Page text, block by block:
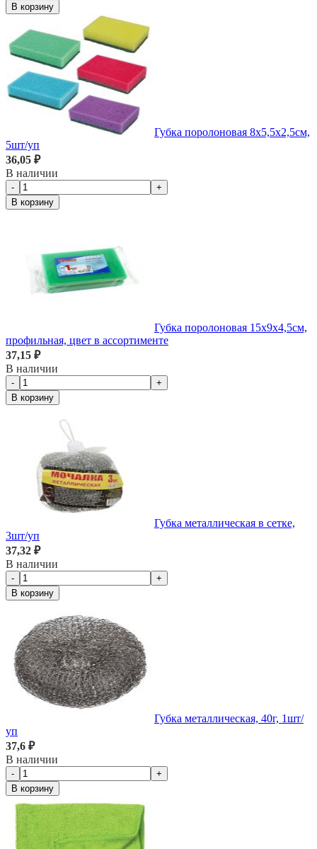
В корзину
Губка поролоновая 8х5,5х2,5см,
5шт/уп
36,05 ₽
В наличии
-
+
В корзину
Губка поролоновая 15х9х4,5см,
профильная, цвет в ассортименте
37,15 ₽
В наличии
-
+
В корзину
Губка металлическая в сетке,
3шт/уп
37,32 ₽
В наличии
-
+
В корзину
Губка металлическая, 40г, 1шт/
уп
37,6 ₽
В наличии
-
+
В корзину